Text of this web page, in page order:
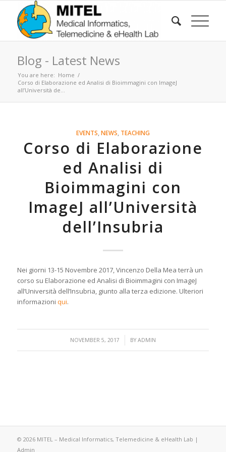
Blog - Latest News
You are here: Home /
Corso di Elaborazione ed Analisi di Bioimmagini con ImageJ
all’Università de...
EVENTS NEWS TEACHING
Corso di Elaborazione
ed Analisi di
Bioimmagini con
ImageJ all’Università
dell’Insubria
Nei giorni 13-15 Novembre 2017, Vincenzo Della Mea terrà un
corso su Elaborazione ed Analisi di Bioimmagini con ImageJ
all’Università dell’Insubria, giunto alla terza edizione. Ulteriori
informazioni qui.
NOVEMBER 5, 2017
/ BY ADMIN
© 2026 MITEL – Medical Informatics, Telemedicine & eHealth Lab |
Admin